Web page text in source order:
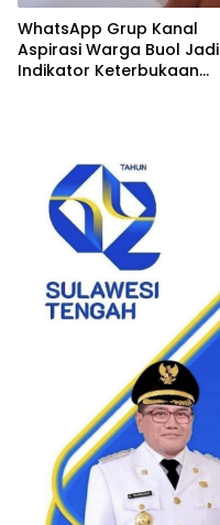
WhatsApp Grup Kanal
Aspirasi Warga Buol Jadi
Indikator Keterbukaan